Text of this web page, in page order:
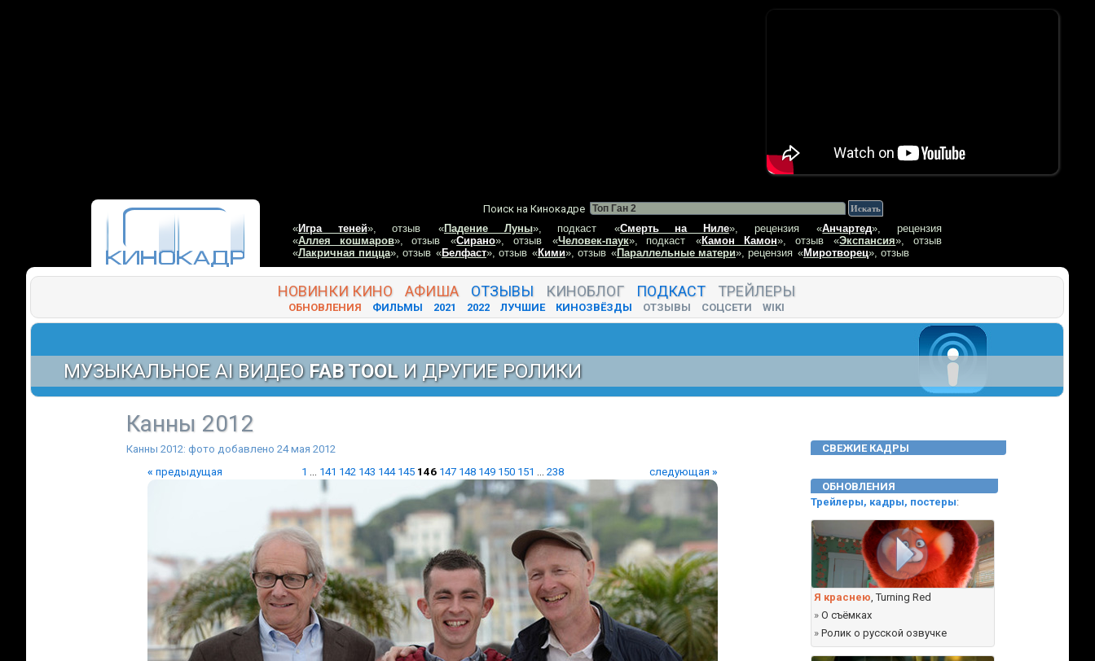
Поиск на Кинокадре
«Игра теней», отзыв «Падение Луны», подкаст «Смерть на Ниле», рецензия «Анчартед», рецензия
«Аллея кошмаров», отзыв «Сирано», отзыв «Человек-паук», подкаст «Камон Камон», отзыв «Экспансия», отзыв
«Лакричная пицца», отзыв «Белфаст», отзыв «Кими», отзыв «Параллельные матери», рецензия «Миротворец», отзыв
НОВИНКИ КИНО АФИША ОТЗЫВЫ КИНОБЛОГ ПОДКАСТ ТРЕЙЛЕРЫ
ОБНОВЛЕНИЯ ФИЛЬМЫ 2021 2022 ЛУЧШИЕ КИНОЗВЁЗДЫ ОТЗЫВЫ СОЦСЕТИ WIKI
МУЗЫКАЛЬНОЕ AI ВИДЕО FAB TOOL И ДРУГИЕ РОЛИКИ
Канны 2012
Канны 2012: фото добавлено 24 мая 2012
« предыдущая 1 ... 141 142 143 144 145 146 147 148 149 150 151 ... 238 следующая »
СВЕЖИЕ КАДРЫ
ОБНОВЛЕНИЯ
Трейлеры, кадры, постеры:
Я краснею, Turning Red
» О съёмках
» Ролик о русской озвучке